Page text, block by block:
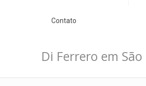
Contato
Di Ferrero em São